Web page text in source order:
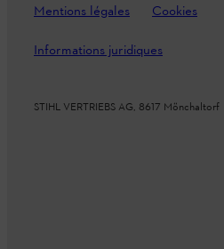
Mentions légales Cookies
Informations juridiques
STIHL VERTRIEBS AG, 8617 Mönchaltorf